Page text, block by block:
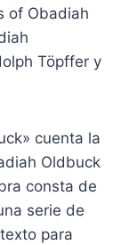
of Obadiah
Töpffer y
cuenta la
Oldbuck
consta de
serie de
para